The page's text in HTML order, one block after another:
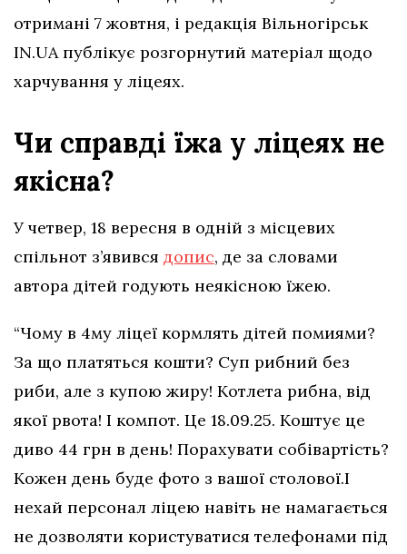
отримані 7 жовтня, і редакція Вільногірськ
IN.UA публікує розгорнутий матеріал щодо
харчування у ліцеях.
Чи справді їжа у ліцеях не
якісна?
У четвер, 18 вересня в одній з місцевих
спільнот з’явився допис, де за словами
автора дітей годують неякісною їжею.
“Чому в 4му ліцеї кормлять дітей помиями?
За що платяться кошти? Суп рибний без
риби, але з купою жиру! Котлета рибна, від
якої рвота! І компот. Це 18.09.25. Коштує це
диво 44 грн в день! Порахувати собівартість?
Кожен день буде фото з вашої столової.І
нехай персонал ліцею навіть не намагається
не дозволяти користуватися телефонами під